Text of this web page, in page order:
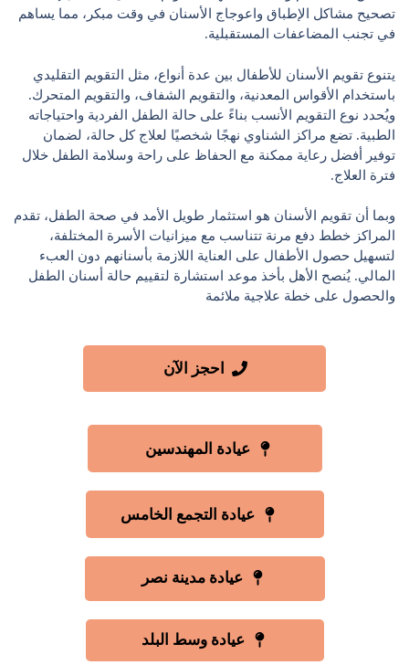
تصحيح مشاكل الإطباق واعوجاج الأسنان في وقت مبكر، مما يساهم
في تجنب المضاعفات المستقبلية.
يتنوع تقويم الأسنان للأطفال بين عدة أنواع، مثل التقويم التقليدي
باستخدام الأقواس المعدنية، والتقويم الشفاف، والتقويم المتحرك.
ويُحدد نوع التقويم الأنسب بناءً على حالة الطفل الفردية واحتياجاته
الطبية. تضع مراكز الشناوي نهجًا شخصيًا لعلاج كل حالة، لضمان
توفير أفضل رعاية ممكنة مع الحفاظ على راحة وسلامة الطفل خلال
فترة العلاج.
وبما أن تقويم الأسنان هو استثمار طويل الأمد في صحة الطفل، تقدم
المراكز خطط دفع مرنة تتناسب مع ميزانيات الأسرة المختلفة،
لتسهيل حصول الأطفال على العناية اللازمة بأسنانهم دون العبء
المالي. يُنصح الأهل بأخذ موعد استشارة لتقييم حالة أسنان الطفل
والحصول على خطة علاجية ملائمة
احجز الآن
عيادة المهندسين
عيادة التجمع الخامس
عيادة مدينة نصر
عيادة وسط البلد